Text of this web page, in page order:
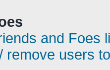
and Foes
remove users